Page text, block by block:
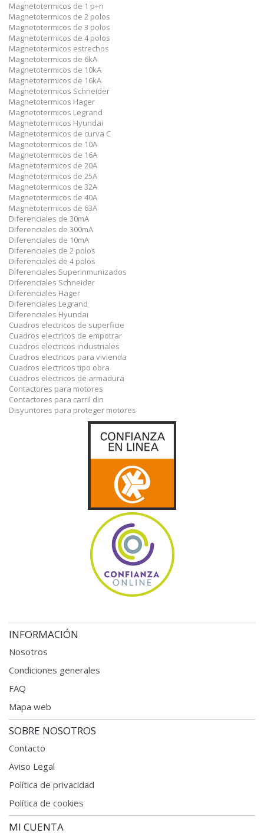
Magnetotermicos de 1 p+n
Magnetotermicos de 2 polos
Magnetotermicos de 3 polos
Magnetotermicos de 4 polos
Magnetotermicos estrechos
Magnetotermicos de 6kA
Magnetotermicos de 10kA
Magnetotermicos de 16kA
Magnetotermicos Schneider
Magnetotermicos Hager
Magnetotermicos Legrand
Magnetotermicos Hyundai
Magnetotermicos de curva C
Magnetotermicos de 10A
Magnetotermicos de 16A
Magnetotermicos de 20A
Magnetotermicos de 25A
Magnetotermicos de 32A
Magnetotermicos de 40A
Magnetotermicos de 63A
Diferenciales de 30mA
Diferenciales de 300mA
Diferenciales de 10mA
Diferenciales de 2 polos
Diferenciales de 4 polos
Diferenciales Superinmunizados
Diferenciales Schneider
Diferenciales Hager
Diferenciales Legrand
Diferenciales Hyundai
Cuadros electricos de superficie
Cuadros electricos de empotrar
Cuadros electricos industriales
Cuadros electricos para vivienda
Cuadros electricos tipo obra
Cuadros electricos de armadura
Contactores para motores
Contactores para carril din
Disyuntores para proteger motores
INFORMACIÓN
Nosotros
Condiciones generales
FAQ
Mapa web
SOBRE NOSOTROS
Contacto
Aviso Legal
Política de privacidad
Política de cookies
MI CUENTA